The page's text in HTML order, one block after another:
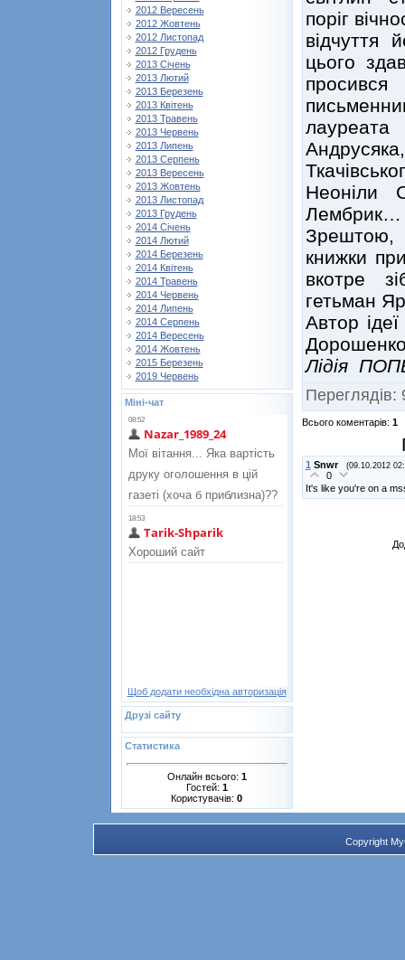
2012 Вересень
2012 Жовтень
2012 Листопад
2012 Грудень
2013 Січень
2013 Лютий
2013 Березень
2013 Квітень
2013 Травень
2013 Червень
2013 Липень
2013 Серпень
2013 Вересень
2013 Жовтень
2013 Листопад
2013 Грудень
2014 Січень
2014 Лютий
2014 Березень
2014 Квітень
2014 Травень
2014 Червень
2014 Липень
2014 Серпень
2014 Вересень
2014 Жовтень
2015 Березень
2019 Червень
Міні-чат
Щоб додати необхідна авторизація
Друзі сайту
Статистика
Онлайн всього: 1
Гостей: 1
Користувачів: 0
поріг
відчуття
цього
Неоніли
Лембрик…
Зрештою,
книжки
вкотре
гетьман
Автор
Лідія
Переглядів:
Всього коментарів: 1
1 Snwr (09.10.2012
0
It's like you're on a
Copyright